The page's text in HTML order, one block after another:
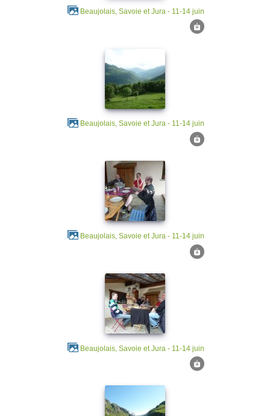
Beaujolais, Savoie et Jura - 11-14 juin
Beaujolais, Savoie et Jura - 11-14 juin
Beaujolais, Savoie et Jura - 11-14 juin
Beaujolais, Savoie et Jura - 11-14 juin